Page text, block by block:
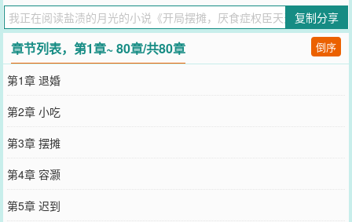
小摊，就成了全城最火的“打卡点”，一堆吃货排队排成长龙。更让几
位朝中大臣为抢“头一份”而屡屡早朝迟到，把皇帝气得胡子直翘。直
到那天，她的小摊前来了一位俊美高冷大帅哥。这位爷是当朝有名的
权臣——容灏。这人啥都好，就是厌食，山珍海味都咽不下去，天下
名医都束手无策。可怪事来了，他一靠近晏惊棠的小摊，竟然……饿
了？从此，容大人找到了他的“专属药方”。天天准时打卡，雷打不动
地出现在晏惊棠的摊前，比上班还积极。全盛京都在传：高冷权臣被
路边摊小娘子用厨艺拿下了！连宫里的皇帝都忍不住八卦：“你这到底
是治厌食，还是追姑娘？”流言传到耳边，容灏直接将正准备收摊的晏
惊棠堵在墙角，温热的呼吸拂过她的耳畔，声音低沉又危险：“你说，
我得的什么病？”晏惊棠脸红到耳根：“你，你先松开……治病就治
病，动什么嘴啊！”
您要是觉得《
忘记向您QQ群和微博微信里的朋友推荐哦！
复制分享
章节列表，第1章~ 80章/共80章 倒序
第1章 退婚
第2章 小吃
第3章 摆摊
第4章 容灏
第5章 迟到